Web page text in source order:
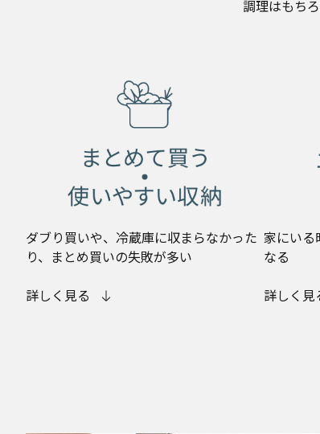
調理はもち
ダブり買いや、冷蔵庫に収まらなかった
り、まとめ買いの失敗が多い
詳しく見る
家にいる
なる
詳しく見